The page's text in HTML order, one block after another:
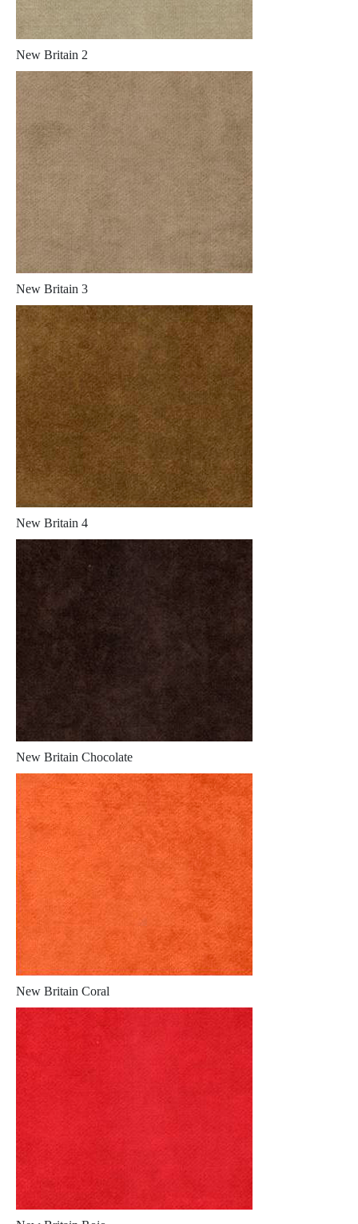
New Britain 2
New Britain 3
New Britain 4
New Britain Chocolate
New Britain Coral